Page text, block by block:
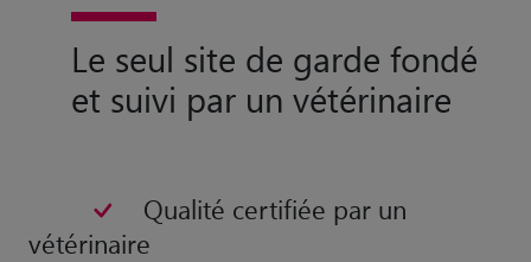
Le seul site de garde fondé
et suivi par un vétérinaire
Qualité certifiée par un
vétérinaire